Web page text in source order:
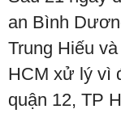
an Bình
Trung Hiếu
HCM xử lý vì
quận 12, TP